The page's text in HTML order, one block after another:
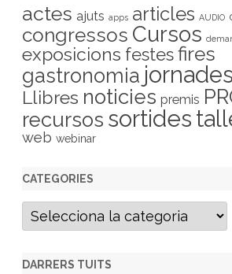
actes ajuts apps articles AUDIO
congressos Cursos
exposicions festesfires
gastronomia jornades
Llibres noticies premis
recursos sortides
web webinar
CATEGORIES
C
t
g
DARRERS TUITS